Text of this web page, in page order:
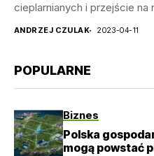
cieplarnianych i przejście na
ANDRZEJ CZULAK 2023-04-11
POPULARNE
Biznes
Polska
mogą powstać